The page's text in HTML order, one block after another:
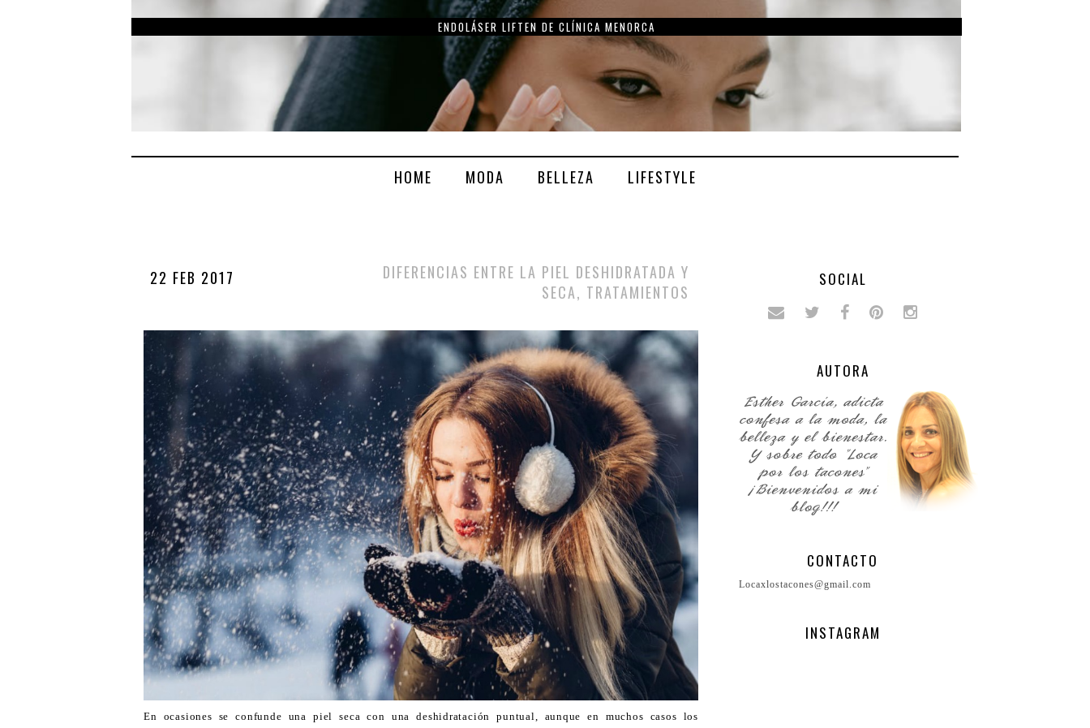
ENDOLÁSER LIFTEN DE CLÍNICA MENORCA
HOME MODA BELLEZA LIFESTYLE
22 FEB 2017
DIFERENCIAS ENTRE LA PIEL DESHIDRATADA Y
SECA, TRATAMIENTOS
En ocasiones se confunde una piel seca con una deshidratación puntual, aunque en muchos casos los
SOCIAL
AUTORA
CONTACTO
Locaxlostacones@gmail.com
INSTAGRAM